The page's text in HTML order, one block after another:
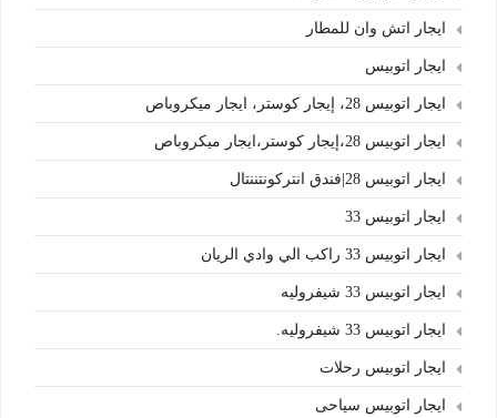
ايجار اتش وان للمطار
ايجار اتوبيس
ايجار اتوبيس 28، إيجار كوستر، ايجار ميكروباص
ايجار اتوبيس 28،إيجار كوستر،ايجار ميكروباص
ايجار اتوبيس 28|فندق انتركونتننتال
ايجار اتوبيس 33
ايجار اتوبيس 33 راكب الي وادي الريان
ايجار اتوبيس 33 شيفروليه
ايجار اتوبيس 33 شيفروليه.
ايجار اتوبيس رحلات
ايجار اتوبيس سياحى